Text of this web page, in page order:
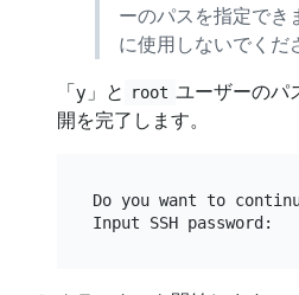
ーのパスを指定でき
に使用しないでくだ
「y」と root ユーザーのパ
開を完了します。
Do you want to